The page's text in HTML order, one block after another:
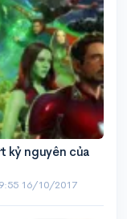
kỷ nguyên của
16/10/2017